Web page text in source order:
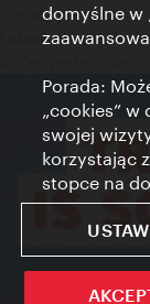
Kontakt prasowy
Ustawienia cookies
domyślne w
Porada:
„cookies”
swojej
korzystając
stopce na